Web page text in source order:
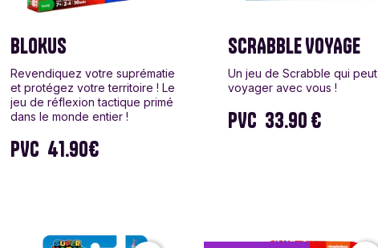
BLOKUS
Revendiquez votre suprématie
et protégez votre territoire ! Le
jeu de réflexion tactique primé
dans le monde entier !
PVC 41.90€
SCRABBLE VOYAGE
Un jeu de Scrabble qui peut
voyager avec vous !
PVC 33.90 €